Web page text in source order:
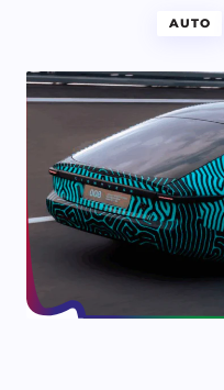
AUTO